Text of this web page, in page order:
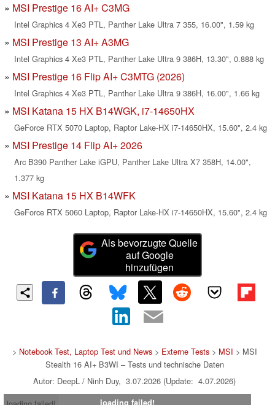
MSI Prestige 16 AI+ C3MG
Intel Graphics 4 Xe3 PTL, Panther Lake Ultra 7 355, 16.00", 1.59 kg
MSI Prestige 13 AI+ A3MG
Intel Graphics 4 Xe3 PTL, Panther Lake Ultra 9 386H, 13.30", 0.888 kg
MSI Prestige 16 Flip AI+ C3MTG (2026)
Intel Graphics 4 Xe3 PTL, Panther Lake Ultra 9 386H, 16.00", 1.66 kg
MSI Katana 15 HX B14WGK, i7-14650HX
GeForce RTX 5070 Laptop, Raptor Lake-HX i7-14650HX, 15.60", 2.4 kg
MSI Prestige 14 Flip AI+ 2026
Arc B390 Panther Lake iGPU, Panther Lake Ultra X7 358H, 14.00",
1.377 kg
MSI Katana 15 HX B14WFK
GeForce RTX 5060 Laptop, Raptor Lake-HX i7-14650HX, 15.60", 2.4 kg
Als bevorzugte Quelle
auf Google
hinzufügen
> Notebook Test, Laptop Test und News> Externe Tests> MSI > MSI
Stealth 16 AI+ B3WI – Tests und technische Daten
Autor: DeepL / Ninh Duy, 3.07.2026 (Update: 4.07.2026)
loading failed!